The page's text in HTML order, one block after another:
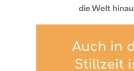
die Welt